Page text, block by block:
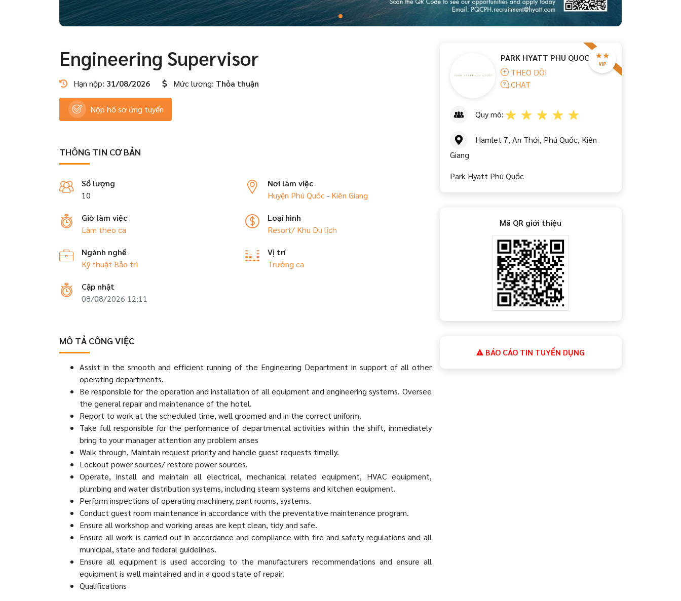
Engineering Supervisor
Hạn nộp: 31/08/2026 Mức lương: Thỏa thuận
Nộp hồ sơ ứng tuyển
THÔNG TIN CƠ BẢN
Số lượng
10
Nơi làm việc
Huyện Phú Quốc- Kiên Giang
Giờ làm việc
Làm theo ca
Loại hình
Resort/ Khu Du lịch
Ngành nghề
Kỹ thuật Bảo trì
Vị trí
Trưởng ca
Cập nhật
08/08/2026 12:11
MÔ TẢ CÔNG VIỆC
Assist in the smooth and efficient running of the Engineering Department in support of all other
operating departments.
Be responsible for the operation and installation of all equipment and engineering systems. Oversee
the general repair and maintenance of the hotel.
Report to work at the scheduled time, well groomed and in the correct uniform.
Take full responsible for the performance of departmental activities within the shift, immediately
bring to your manager attention any problem arises
Walk through, Maintain request priority and handle guest requests timelly.
Lockout power sources/ restore power sources.
Operate, install and maintain all electrical, mechanical related equipment, HVAC equipment,
plumbing and water distribution systems, including steam systems and kitchen equipment.
Perform inspections of operating machinery, pant rooms, systems.
Conduct guest room maintenance in accordance with the preventative maintenance program.
Ensure all workshop and working areas are kept clean, tidy and safe.
Ensure all work is carried out in accordance and compliance with fire and safety regulations and all
municipal, state and federal guidelines.
Ensure all equipment is used according to the manufacturers recommendations and ensure all
equipment is well maintained and in a good state of repair.
Qualifications
PARK HYATT PHU QUOC
THEO DÕI
CHAT
Quy mô:
Hamlet 7, An Thới, Phú Quốc, Kiên
Giang
Park Hyatt Phú Quốc
Mã QR giới thiệu
BÁO CÁO TIN TUYỂN DỤNG